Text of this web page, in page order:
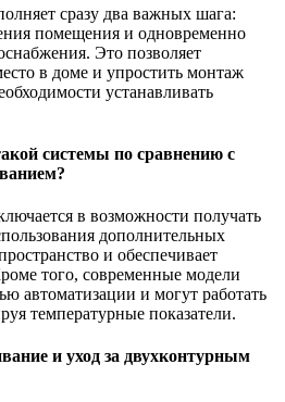
сразу два важных шага:
помещения и одновременно
Это позволяет
в доме и упростить монтаж
устанавливать
системы по сравнению с
в возможности получать
дополнительных
и обеспечивает
того, современные модели
автоматизации и могут работать
температурные показатели.
и уход за двухконтурным